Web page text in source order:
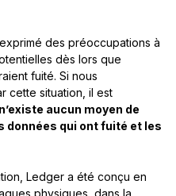
des préoccupations à
dès lors que
fuité. Si nous
cette situation, il est
aucun moyen de
données qui ont fuité et les
Ledger a été conçu en
physiques, dans la